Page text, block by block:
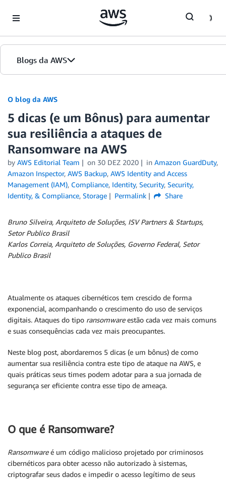
Blogs da AWS
Página inicial
Edições
O blog da AWS
5 dicas (e um Bônus) para aumentar
sua resiliência a ataques de
Ransomware na AWS
by AWS Editorial Team on 30 DEZ 2020 in Amazon GuardDuty,
Amazon Inspector, AWS Backup, AWS Identity and Access
Management (IAM), Compliance, Identity, Security, Security,
Identity, & Compliance, Storage Permalink Share
Bruno Silveira, Arquiteto de Soluções, ISV Partners & Startups,
Setor Publico Brasil
Karlos Correia, Arquiteto de Soluções, Governo Federal, Setor
Publico Brasil
Atualmente os ataques cibernéticos tem crescido de forma
exponencial, acompanhando o crescimento do uso de serviços
digitais. Ataques do tipo ransomwareestão cada vez mais comuns
e suas consequências cada vez mais preocupantes.
Neste blog post, abordaremos 5 dicas (e um bônus) de como
aumentar sua resiliência contra este tipo de ataque na AWS, e
quais práticas seus times podem adotar para a sua jornada de
segurança ser eficiente contra esse tipo de ameaça.
O que é Ransomware?
Ransomwareé um código malicioso projetado por criminosos
cibernéticos para obter acesso não autorizado à sistemas,
criptografar seus dados e impedir o acesso legítimo de seus